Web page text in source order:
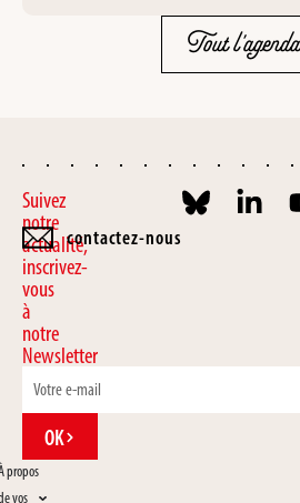
Tout l'agenda
Suivez
notre
actualité,
inscrivez-
vous
à
notre
Newsletter
OK
propos
vos
contactez-nous